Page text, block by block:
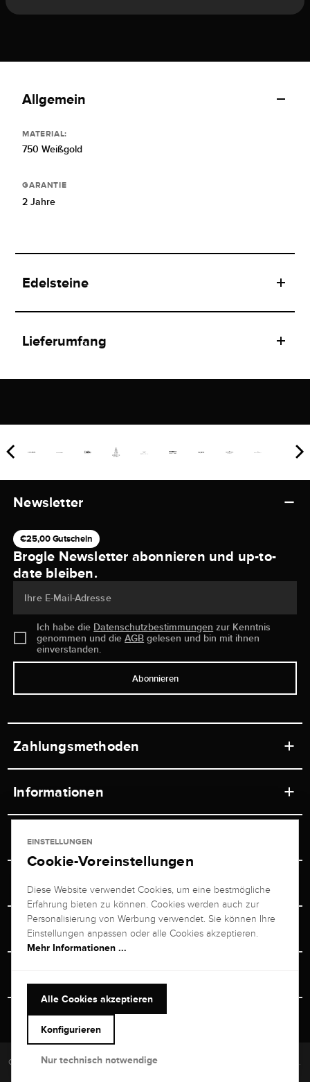
Allgemein
MATERIAL:
750 Weißgold
GARANTIE
2 Jahre
Edelsteine
Lieferumfang
Newsletter
€25,00 Gutschein
Brogle Newsletter abonnieren und up-to-
date bleiben.
Ihre E-Mail-Adresse
Ich habe die Datenschutzbestimmungen zur Kenntnis
genommen und dieAGB gelesen und bin mit ihnen
einverstanden.
Abonnieren
Zahlungsmethoden
Informationen
Ladengeschäft
Versand & Zahlung
Ratgeber
Service
Newsletterabmeldung
Retouren-Service
Vertrag Widerrufen
Juwelier Brogle
Über uns
Unternehmen
Termin im Ladengeschäft
Persönlicher Berater
+49 711 217 268 20
kundenservice@brogle.de
Versand & Sicherheit
Copyright © 2026 Brogle Selection Europe GmbH. Alle Rechte vorbehalten.
EINSTELLUNGEN
Cookie-Voreinstellungen
Diese Website verwendet Cookies, um eine bestmögliche
Erfahrung bieten zu können. Cookies werden auch zur
Personalisierung von Werbung verwendet. Sie können Ihre
Einstellungen anpassen oder alle Cookies akzeptieren.
Mehr Informationen ...
Alle Cookies akzeptieren
Konfigurieren
Nur technisch notwendige